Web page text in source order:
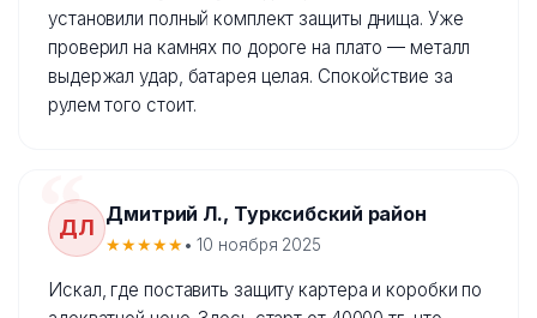
установили полный комплект защиты днища. Уже
проверил на камнях по дороге на плато — металл
выдержал удар, батарея целая. Спокойствие за
рулем того стоит.
ДЛ
Дмитрий Л., Турксибский район
★★★★★• 10 ноября 2025
Искал, где поставить защиту картера и коробки по